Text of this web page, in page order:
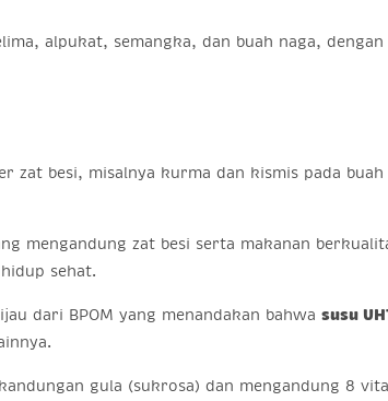
alpukat, semangka, dan buah naga, dengan
zat besi, misalnya kurma dan kismis pada
mengandung zat besi serta makanan
sehat.
dari BPOM yang menandakan bahwa susu
gula (sukrosa) dan mengandung 8